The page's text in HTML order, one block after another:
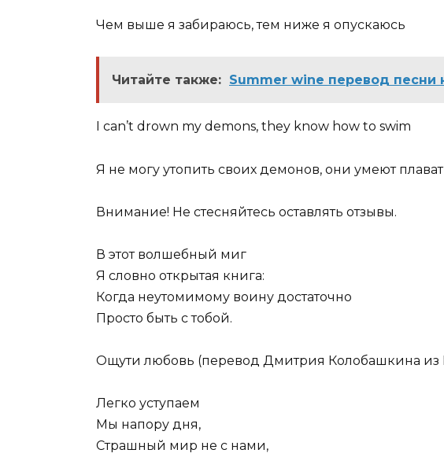
Чем выше я забираюсь, тем ниже я опускаюсь
Читайте также: Summer wine перевод песни
I can’t drown my demons, they know how to swim
Я не могу утопить своих демонов, они умеют
Внимание! Не стесняйтесь оставлять отзывы.
В этот волшебный миг
Я словно открытая книга:
Когда неутомимому воину достаточно
Просто быть с тобой.
Ощути любовь (перевод Дмитрия Колобашкина из
Легко уступаем
Мы напору дня,
Страшный мир не с нами,